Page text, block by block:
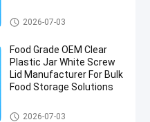
প্লাস্টিকের প্যাকেজিং জার
2026-07-03
Food Grade OEM Clear
Plastic Jar White Screw
Lid Manufacturer For Bulk
Food Storage Solutions
প্লাস্টিকের প্যাকেজিং জার
2026-07-03